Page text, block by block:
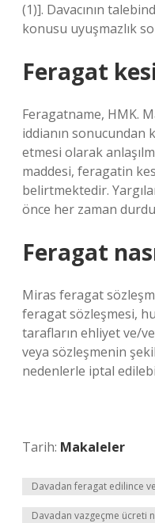
(1)]. Davacının
konusu uyuşmazlık
Feragat
Feragatname, HMK.
iddianın sonucundan
etmesi olarak
maddesi, feragatin
belirtmektedir.
önce her zaman
Feragat
Miras feragat
feragat sözleşmesi,
tarafların ehliyet ve/
veya sözleşmenin
nedenlerle iptal
Tarih: Makaleler
Davadan feragat edilince
Davadan vazgeçme ücreti